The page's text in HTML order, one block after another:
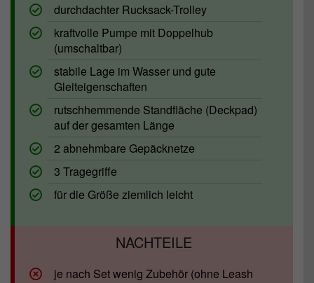
durchdachter Rucksack-Trolley
kraftvolle Pumpe mit Doppelhub
(umschaltbar)
stabile Lage im Wasser und gute
Gleiteigenschaften
rutschhemmende Standfläche (Deckpad)
auf der gesamten Länge
2 abnehmbare Gepäcknetze
3 Tragegriffe
für die Größe ziemlich leicht
je nach Set wenig Zubehör (ohne Leash